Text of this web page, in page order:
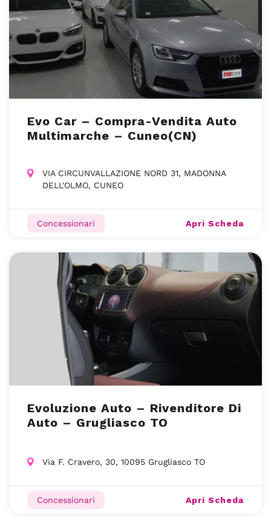
Evo Car – Compra-Vendita Auto
Multimarche – Cuneo(CN)
VIA CIRCUNVALLAZIONE NORD 31, MADONNA
DELL'OLMO, CUNEO
Concessionari Apri Scheda
Evoluzione Auto – Rivenditore Di
Auto – Grugliasco TO
Via F. Cravero, 30, 10095 Grugliasco TO
Concessionari Apri Scheda